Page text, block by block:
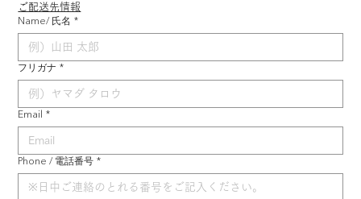
ご配送先情報
Name/ 氏名 *
フリガナ *
Email *
Phone / 電話番号 *